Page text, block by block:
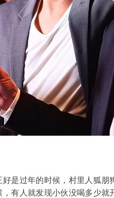
是过年的时候，村里人狐朋
有人就发现小伙没喝多少就